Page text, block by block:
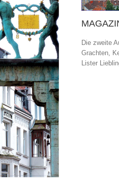
Die zweite
Grachten,
Lister